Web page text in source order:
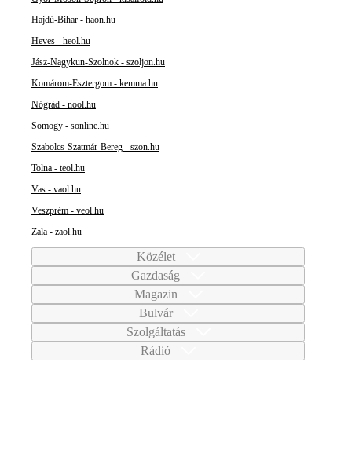
Hajdú-Bihar - haon.hu
Heves - heol.hu
Jász-Nagykun-Szolnok - szoljon.hu
Komárom-Esztergom - kemma.hu
Nógrád - nool.hu
Somogy - sonline.hu
Szabolcs-Szatmár-Bereg - szon.hu
Tolna - teol.hu
Vas - vaol.hu
Veszprém - veol.hu
Zala - zaol.hu
Közélet
Gazdaság
Magazin
Bulvár
Szolgáltatás
Rádió